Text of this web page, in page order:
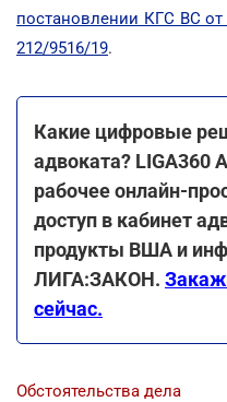
постановлении КГС ВС
212/9516/19.
Какие цифровые
адвоката? LIGA360
рабочее онлайн-
доступ в кабинет
продукты ВША и
ЛИГА:ЗАКОН.
сейчас.
Обстоятельства дела